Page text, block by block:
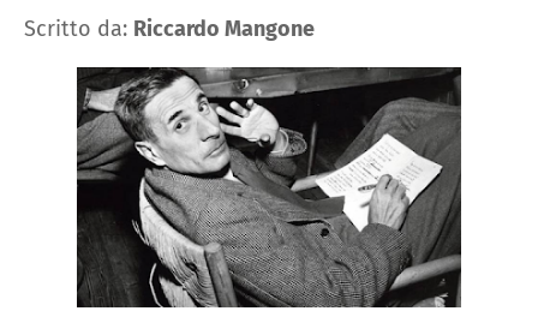
Scritto da: Riccardo Mangone